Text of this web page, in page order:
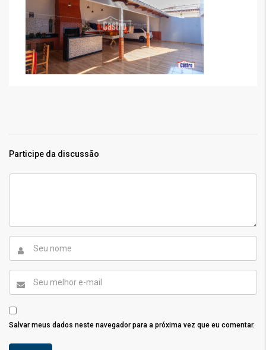
Participe da discussão
Salvar meus dados neste navegador para a próxima vez que eu comentar.